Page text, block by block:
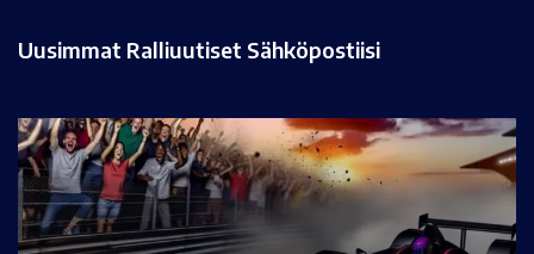
Uusimmat Ralliuutiset Sähköpostiisi